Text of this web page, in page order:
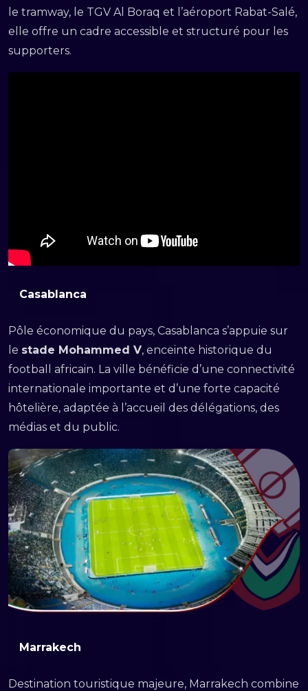
le tramway, le TGV Al Boraq et l’aéroport Rabat-Salé,
elle offre un cadre accessible et structuré pour les
supporters.
Casablanca
Pôle économique du pays, Casablanca s’appuie sur
le stade Mohammed V, enceinte historique du
football africain. La ville bénéficie d’une connectivité
internationale importante et d’une forte capacité
hôtelière, adaptée à l’accueil des délégations, des
médias et du public.
Marrakech
Destination touristique majeure, Marrakech combine